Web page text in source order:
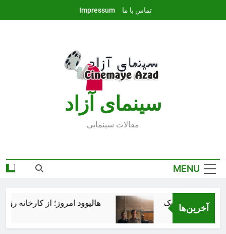
تماس با ما Impressum
سينماى آزاد
مقالات سينمايى
MENU
آخرین‌ها هالیوود امروز؛ از کارخانه